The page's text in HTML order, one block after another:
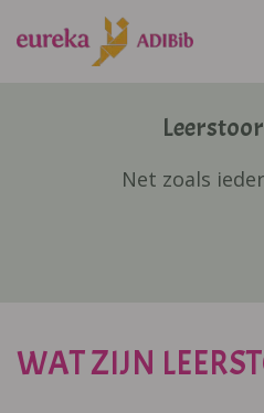
Net zoals
WAT ZIJN